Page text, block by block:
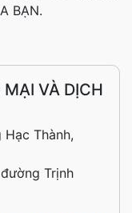
BẠN.
VÀ DỊCH
Hạc Thành,
Trịnh